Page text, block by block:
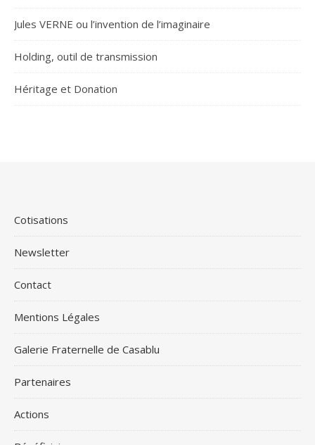
Jules VERNE ou l’invention de l’imaginaire
Holding, outil de transmission
Héritage et Donation
Cotisations
Newsletter
Contact
Mentions Légales
Galerie Fraternelle de Casablu
Partenaires
Actions